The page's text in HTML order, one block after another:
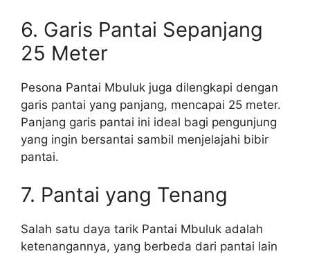
6. Garis Pantai Sepanjang
25 Meter
Pesona Pantai Mbuluk juga dilengkapi dengan
garis pantai yang panjang, mencapai 25 meter.
Panjang garis pantai ini ideal bagi pengunjung
yang ingin bersantai sambil menjelajahi bibir
pantai.
7. Pantai yang Tenang
Salah satu daya tarik Pantai Mbuluk adalah
ketenangannya, yang berbeda dari pantai lain